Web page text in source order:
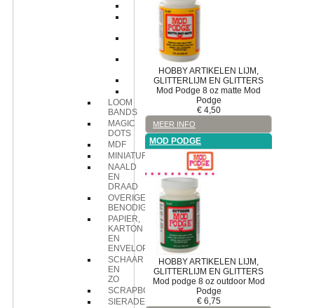
Lijm
Mod
Podge
Mod
podge
Servetten
decoupage
foam
kwastjes
LOOM
BANDS
MAGIC
DOTS
MDF
MINIATUREN
NAALD
EN
DRAAD
OVERIGE
BENODIGDHEDEN
PAPIER,
KARTON
EN
ENVELOPPEN
SCHAAR
EN
ZO
SCRAPBOOK
SIERADEN
HOBBY ARTIKELEN LIJM,
GLITTERLIJM EN GLITTERS
Mod Podge 8 oz matte Mod
Podge
€ 4,50
MEER INFO
MOD PODGE
HOBBY ARTIKELEN LIJM,
GLITTERLIJM EN GLITTERS
Mod podge 8 oz outdoor Mod
Podge
€ 6,75